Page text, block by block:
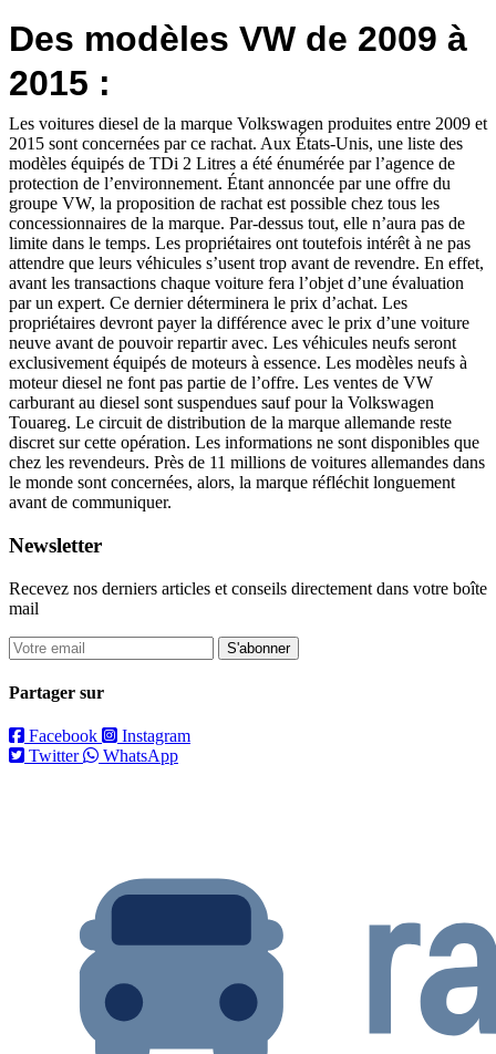
Des modèles VW de 2009 à
2015 :
Les voitures diesel de la marque Volkswagen produites entre 2009 et
2015 sont concernées par ce rachat. Aux États-Unis, une liste des
modèles équipés de TDi 2 Litres a été énumérée par l’agence de
protection de l’environnement. Étant annoncée par une offre du
groupe VW, la proposition de rachat est possible chez tous les
concessionnaires de la marque. Par-dessus tout, elle n’aura pas de
limite dans le temps. Les propriétaires ont toutefois intérêt à ne pas
attendre que leurs véhicules s’usent trop avant de revendre. En effet,
avant les transactions chaque voiture fera l’objet d’une évaluation
par un expert. Ce dernier déterminera le prix d’achat. Les
propriétaires devront payer la différence avec le prix d’une voiture
neuve avant de pouvoir repartir avec. Les véhicules neufs seront
exclusivement équipés de moteurs à essence. Les modèles neufs à
moteur diesel ne font pas partie de l’offre. Les ventes de VW
carburant au diesel sont suspendues sauf pour la Volkswagen
Touareg. Le circuit de distribution de la marque allemande reste
discret sur cette opération. Les informations ne sont disponibles que
chez les revendeurs. Près de 11 millions de voitures allemandes dans
le monde sont concernées, alors, la marque réfléchit longuement
avant de communiquer.
Newsletter
Recevez nos derniers articles et conseils directement dans votre boîte
mail
S'abonner
Partager sur
Facebook
Instagram
Twitter
WhatsApp